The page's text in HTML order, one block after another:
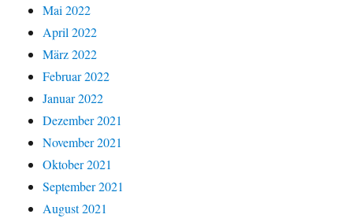
Mai 2022
April 2022
März 2022
Februar 2022
Januar 2022
Dezember 2021
November 2021
Oktober 2021
September 2021
August 2021